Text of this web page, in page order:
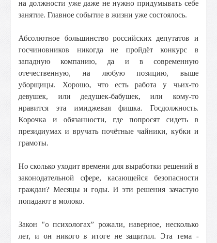
на должности уже даже не нужно придумывать себе
занятие. Главное событие в жизни уже состоялось.
Абсолютное большинство российских депутатов и
госчиновников никогда не пройдёт конкурс в
западную компанию, да и в современную
отечественную, на любую позицию, выше
уборщицы. Хорошо, что есть работа у чьих-то
девушек, или дедушек-бабушек, или кому-то
нравится эта имиджевая фишка. Госдолжность.
Корочка и обязанности, где попросят сидеть в
президиумах и вручать почётные чайники, кубки и
грамоты.
Но сколько уходит времени для выработки решений в
законодательной сфере, касающейся безопасности
граждан? Месяцы и годы. И эти решения зачастую
попадают в молоко.
Закон "о психологах” рожали, наверное, несколько
лет, и он никого в итоге не защитил. Эта тема -